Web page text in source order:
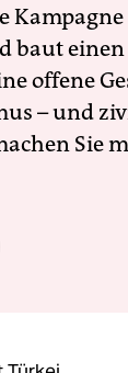
baut
offene
– und
Sie